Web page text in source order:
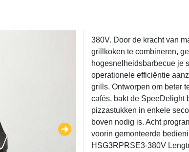
380V. Door de kracht van
grillkoken te combineren,
hogesnelheidsbarbecue je
operationele efficiëntie
grills. Ontworpen om beter
cafés, bakt de SpeeDelight
pizzastukken in enkele
boven nodig is. Acht
voorin gemonteerde
HSG3RPRSE3-380V